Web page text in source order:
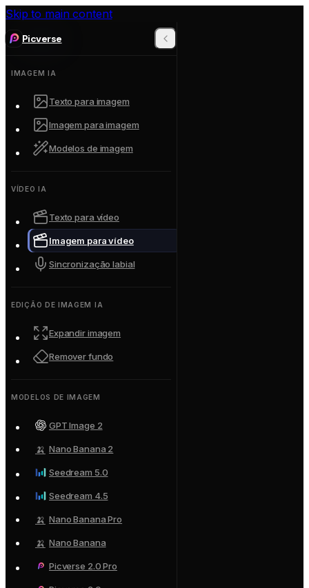
Skip to main content
Picverse
IMAGEM IA
Texto para imagem
Imagem para imagem
Modelos de imagem
VÍDEO IA
Texto para vídeo
Imagem para vídeo
Sincronização labial
EDIÇÃO DE IMAGEM IA
Expandir imagem
Remover fundo
MODELOS DE IMAGEM
GPT Image 2
🍌 Nano Banana 2
Seedream 5.0
Seedream 4.5
🍌 Nano Banana Pro
🍌 Nano Banana
Picverse 2.0 Pro